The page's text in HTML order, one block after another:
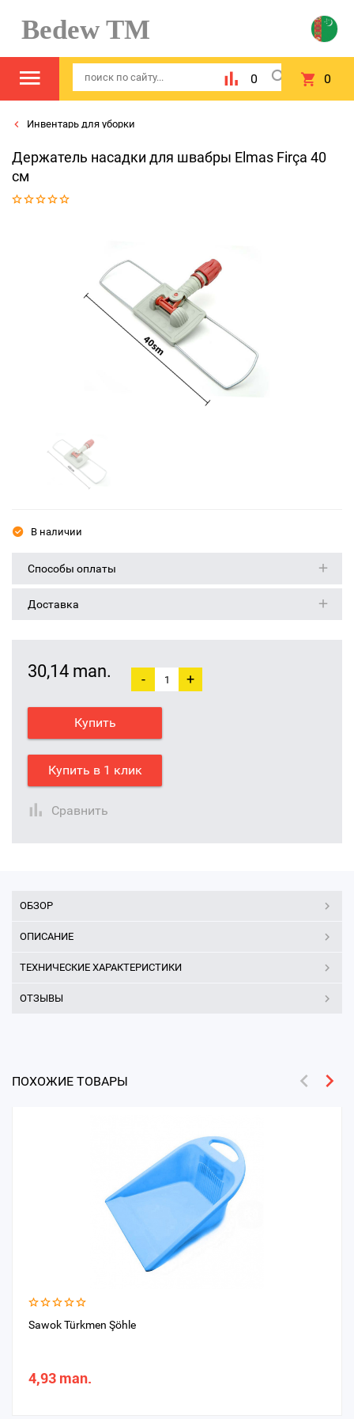
Bedew TM
0 0
Инвентарь для уборки
Держатель насадки для швабры Elmas Firça 40
см
В наличии
Способы оплаты
Доставка
30,14 man. - +
Купить
Купить в 1 клик
Сравнить
ОБЗОР
ОПИСАНИЕ
ТЕХНИЧЕСКИЕ ХАРАКТЕРИСТИКИ
ОТЗЫВЫ
ПОХОЖИЕ ТОВАРЫ
Sawok Türkmen Şöhle
4,93 man.